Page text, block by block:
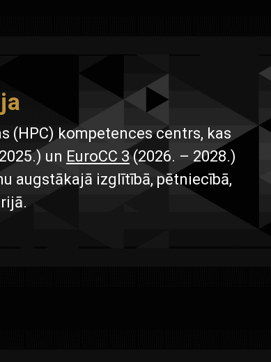
(HPC) kompetences centrs, kas
un EuroCC 3(2026. – 2028.)
augstākajā izglītībā, pētniecībā,